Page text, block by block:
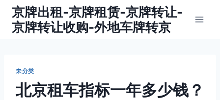
京牌出租-京牌租赁-京牌转让-
京牌转让收购-外地车牌转京
未分类
北京租车指标一年多少钱？